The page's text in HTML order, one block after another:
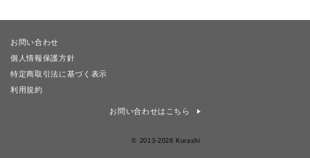
お問い合わせ
個人情報保護方針
特定商取引法に基づく表示
利用規約
お問い合わせはこちら
© 2013-2026 Kurashi